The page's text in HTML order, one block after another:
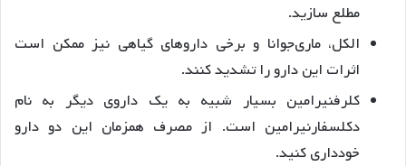
مطلع سازید.
الکل، ماری‌جوانا و برخی داروهای گیاهی نیز ممکن است
اثرات این دارو را تشدید کنند.
کلرفنیرامین بسیار شبیه به یک داروی دیگر به نام
دکلسفارنیرامین است. از مصرف همزمان این دو دارو
خودداری کنید.